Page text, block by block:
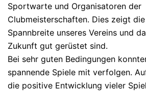
Sportwarte und Organisatoren der
Clubmeisterschaften. Dies zeigt
Spannbreite unseres Vereins und
Zukunft gut gerüstet sind.
Bei sehr guten Bedingungen
spannende Spiele mit verfolgen.
die positive Entwicklung vieler